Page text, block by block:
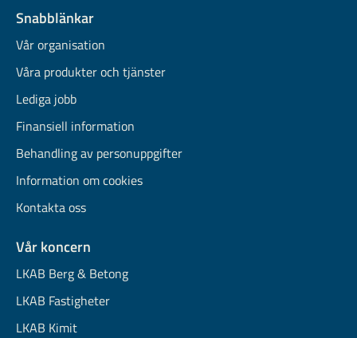
Snabblänkar
Vår organisation
Våra produkter och tjänster
Lediga jobb
Finansiell information
Behandling av personuppgifter
Information om cookies
Kontakta oss
Vår koncern
LKAB Berg & Betong
LKAB Fastigheter
LKAB Kimit